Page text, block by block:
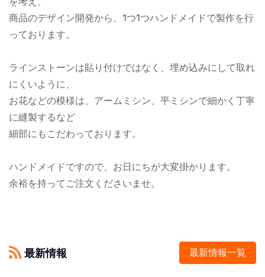
商品のデザイン開発から、1つ1つハンドメイドで製作を行
っております。
ラインストーンは貼り付けではなく、埋め込みにして取れ
にくいように、
お花などの模様は、アームミシン、平ミシンで細かく丁寧
に縫製するなど
細部にもこだわっております。
ハンドメイドですので、お日にちが大変掛かります。
余裕を持ってご注文くださいませ。
最新情報 最新情報一覧